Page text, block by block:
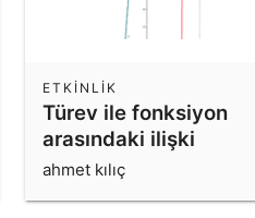
Türev ile fonksiyon
arasındaki ilişki
ETKINLIK
ahmet kılıç